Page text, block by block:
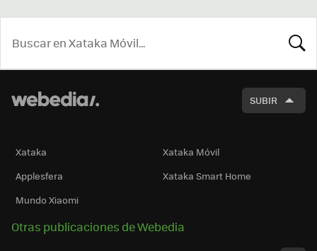
SUBIR
Xataka
Xataka Móvil
Applesfera
Xataka Smart Home
Mundo Xiaomi
Otras publicaciones de Webedia